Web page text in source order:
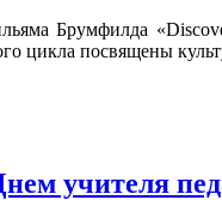
Брумфилда
цикла посвящены
учителя